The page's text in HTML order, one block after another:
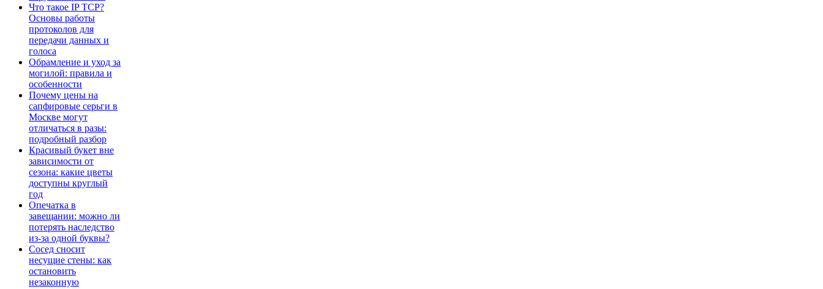
Что такое IP TCP?
Основы работы
протоколов для
передачи данных и
голоса
Обрамление и уход за
могилой: правила и
особенности
Почему цены на
сапфировые серьги в
Москве могут
отличаться в разы:
подробный разбор
Красивый букет вне
зависимости от
сезона: какие цветы
доступны круглый
год
Опечатка в
завещании: можно ли
потерять наследство
из-за одной буквы?
Сосед сносит
несущие стены: как
остановить
незаконную